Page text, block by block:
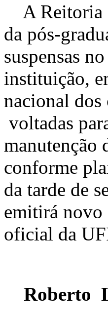
A Reitoria
da pós-
suspensas
instituição,
nacional dos
voltadas
manutenção
conforme
da tarde de
emitirá novo
oficial da
Roberto